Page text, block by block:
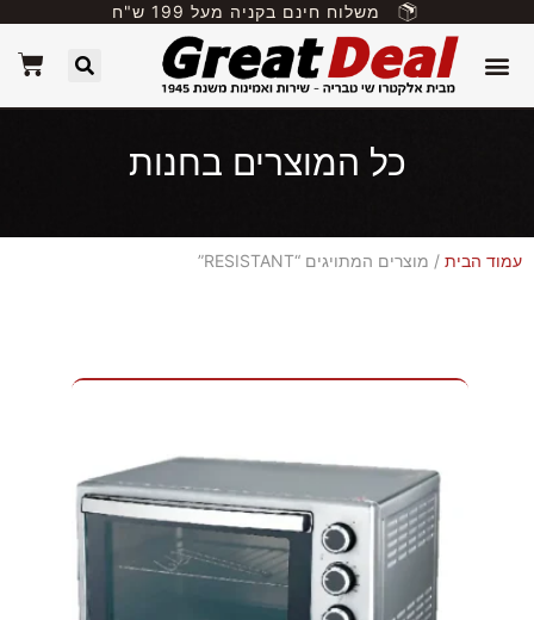
משלוח חינם בקניה מעל 199 ש"ח
כל המוצרים בחנות
עמוד הבית / מוצרים המתויגים “RESISTANT”